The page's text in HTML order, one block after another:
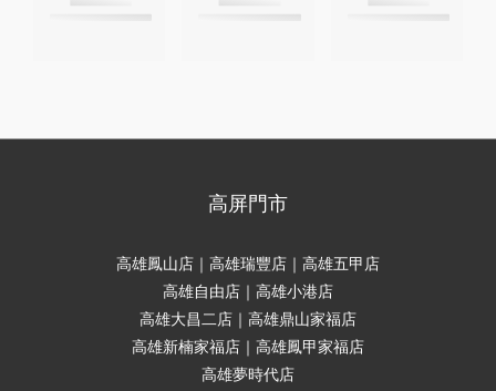
高屏門市
高雄鳳山店｜高雄瑞豐店｜高雄五甲店
高雄自由店｜高雄小港店
高雄大昌二店｜高雄鼎山家福店
高雄新楠家福店｜高雄鳳甲家福店
高雄夢時代店